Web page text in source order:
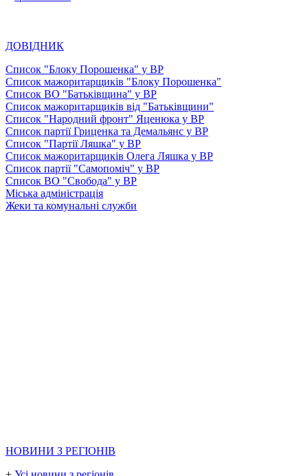
ДОВІДНИК
Список "Блоку Порошенка" у ВР
Список мажоритарщиків "Блоку Порошенка"
Список ВО "Батьківщина" у ВР
Список мажоритарщиків від "Батьківщини"
Список "Народний фронт" Яценюка у ВР
Список партії Гриценка та Демальянс у ВР
Список "Партії Ляшка" у ВР
Список мажоритарщиків Олега Ляшка у ВР
Список партії "Самопоміч" у ВР
Список ВО "Свобода" у ВР
Міська адміністрація
Жеки та комунальні служби
НОВИНИ З РЕГІОНІВ